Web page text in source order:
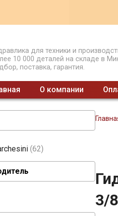
для техники и
10 000 деталей на складе в
поставка, гарантия.
О компании
62
3/